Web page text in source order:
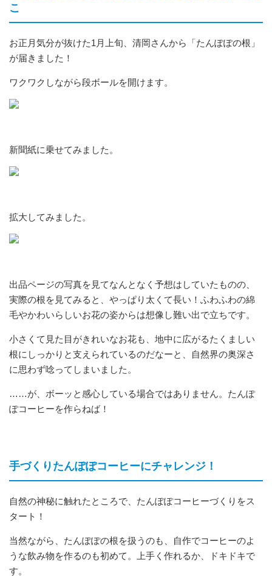
こ
お正月気分が抜けた1月上旬、清岡さんから「たんぽぽの根」
が届きました！
ワクワクしながら段ボールを開けます。
新聞紙に乗せてみました。
拡大してみました。
出品ページの写真を見てなんとなく予想はしていたものの、
実際の根を見てみると、やっぱり太くて長い！ふわふわの綿
毛やかわいらしいお花の姿からは想像し難い出で立ちです。
小さくて見た目がきれいなお花も、地中に広がるたくましい
根にしっかりと支えられているのだなーと、自然界の奥深さ
に思わず唸ってしまいました。
……が、ボーッと感心している場合ではありません。たんぽ
ぽコーヒーを作らねば！
手づくりたんぽぽコーヒーにチャレンジ！
自然の神秘に触れたところで、たんぽぽコーヒーづくりをス
タート！
当然ながら、たんぽぽの根を扱うのも、自作でコーヒーのよ
うな飲み物を作るのも初めて。上手く作れるか、ドキドキで
す。